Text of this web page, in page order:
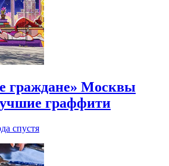
граждане» Москвы
граффити
спустя